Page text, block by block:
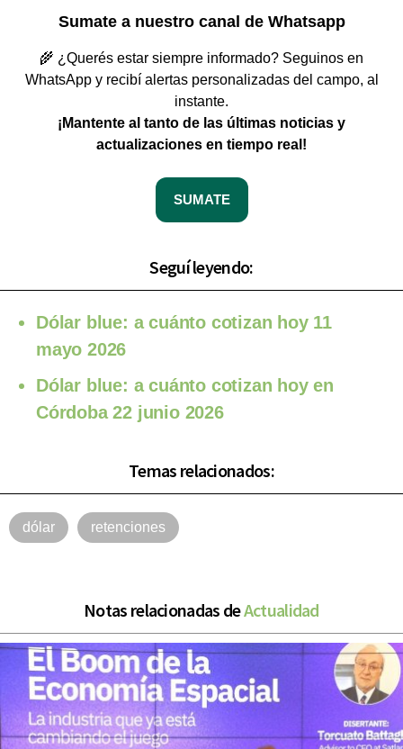
Sumate a nuestro canal de Whatsapp
🌾 ¿Querés estar siempre informado? Seguinos en
WhatsApp y recibí alertas personalizadas del campo, al
instante.
¡Mantente al tanto de las últimas noticias y
actualizaciones en tiempo real!
SUMATE
Seguí leyendo:
Dólar blue: a cuánto cotizan hoy 11
mayo 2026
Dólar blue: a cuánto cotizan hoy en
Córdoba 22 junio 2026
Temas relacionados:
dólar retenciones
Notas relacionadas deActualidad